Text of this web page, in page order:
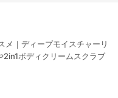
メ｜ディープモイスチャーリ
2in1ボディクリームスクラブ